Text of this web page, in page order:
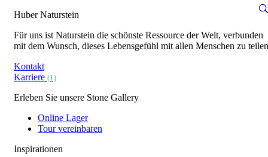
Huber Naturstein
Für uns ist Naturstein die schönste Ressource der Welt, verbunden
mit dem Wunsch, dieses Lebensgefühl mit allen Menschen zu
Kontakt
Karriere (1)
Erleben Sie unsere Stone Gallery
Online Lager
Tour vereinbaren
Inspirationen